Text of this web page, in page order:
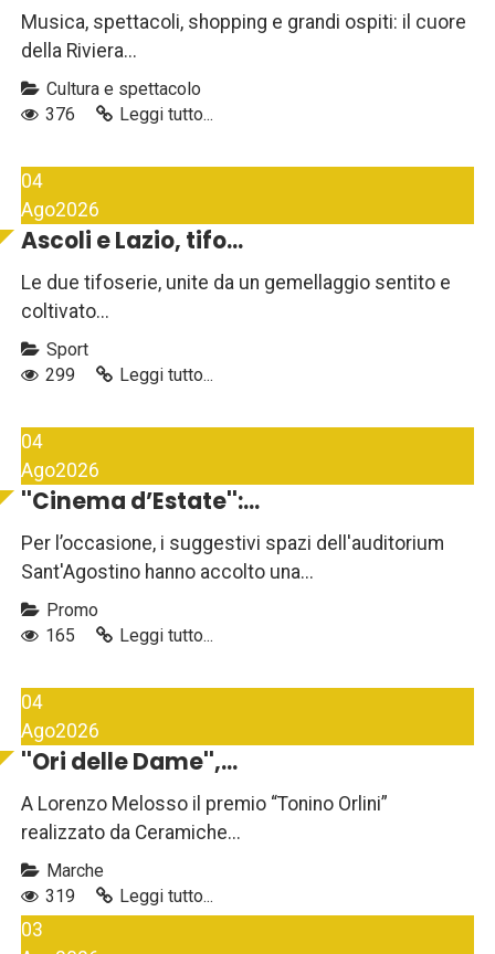
Musica, spettacoli, shopping e grandi ospiti: il cuore
della Riviera...
Cultura e spettacolo
376
Leggi tutto...
04
Ago2026
Ascoli e Lazio, tifo...
Le due tifoserie, unite da un gemellaggio sentito e
coltivato...
Sport
299
Leggi tutto...
04
Ago2026
''Cinema d’Estate'':...
Per l’occasione, i suggestivi spazi dell'auditorium
Sant'Agostino hanno accolto una...
Promo
165
Leggi tutto...
04
Ago2026
''Ori delle Dame'',...
A Lorenzo Melosso il premio “Tonino Orlini”
realizzato da Ceramiche...
Marche
319
Leggi tutto...
03